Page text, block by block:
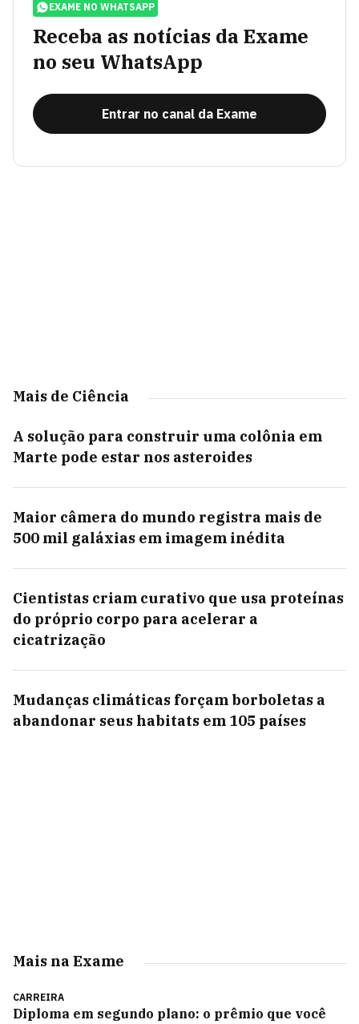
EXAME NO WHATSAPP
Receba as notícias da Exame
no seu WhatsApp
Entrar no canal da Exame
Mais de Ciência
A solução para construir uma colônia em
Marte pode estar nos asteroides
Maior câmera do mundo registra mais de
500 mil galáxias em imagem inédita
Cientistas criam curativo que usa proteínas
do próprio corpo para acelerar a
cicatrização
Mudanças climáticas forçam borboletas a
abandonar seus habitats em 105 países
Mais na Exame
CARREIRA
Diploma em segundo plano: o prêmio que você